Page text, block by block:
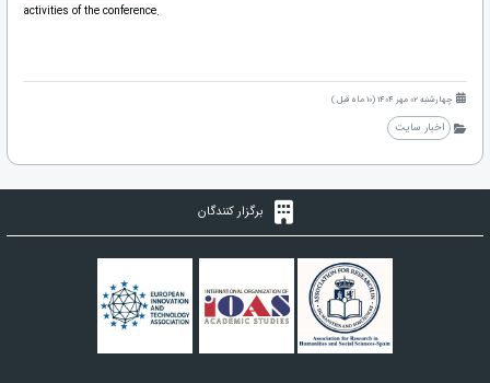
activities of the conference.
چهارشنبه 02 مهر 1404 (10 ماه قبل )
اخبار سایت
برگزار کنندگان